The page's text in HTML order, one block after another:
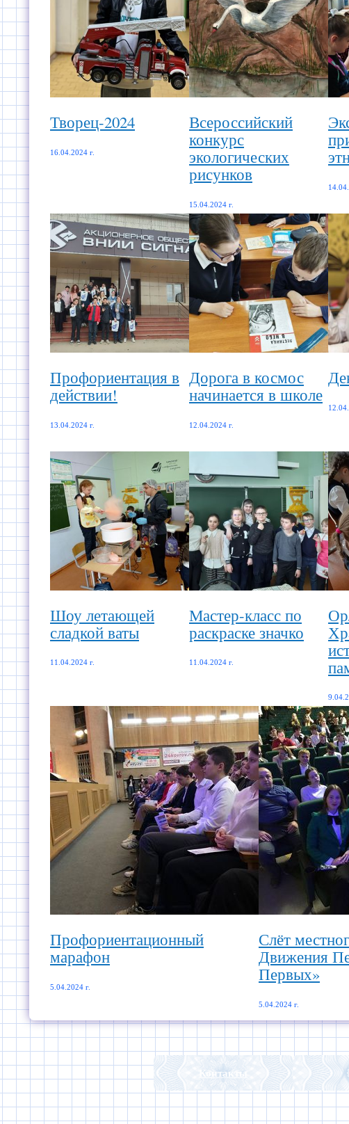
Творец-2024
16.04.2024 г.
Всероссийский
конкурс
экологических
рисунков
15.04.2024 г.
Профориентация в
действии!
13.04.2024 г.
Дорога в космос
начинается в школе
12.04.2024 г.
Шоу летающей
сладкой ваты
11.04.2024 г.
Мастер-класс по
раскраске значко
11.04.2024 г.
Профориентационный
марафон
5.04.2024 г.
Слёт
Движения
Первых»
5.04.2024 г.
Контакты